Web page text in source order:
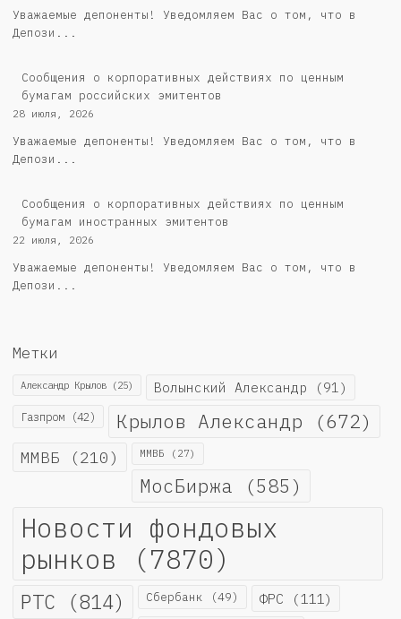
Уважаемые депоненты! Уведомляем Вас о том, что в
Депози...
Cообщения о корпоративных действиях по ценным
бумагам российских эмитентов
28 июля, 2026
Уважаемые депоненты! Уведомляем Вас о том, что в
Депози...
Сообщения о корпоративных действиях по ценным
бумагам иностранных эмитентов
22 июля, 2026
Уважаемые депоненты! Уведомляем Вас о том, что в
Депози...
Метки
Александр Крылов (25) Волынский Александр (91)
Газпром (42) Крылов Александр (672)
ММВБ (210) ММВБ (27)
МосБиржа (585)
Новости фондовых
рынков (7870)
РТС (814) Сбербанк (49) ФРС (111)